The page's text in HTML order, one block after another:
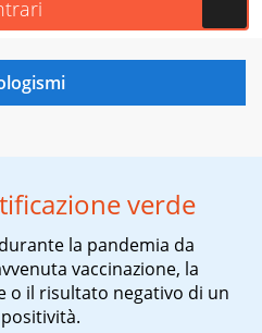
verde
la pandemia da
vaccinazione, la
o il risultato negativo di un